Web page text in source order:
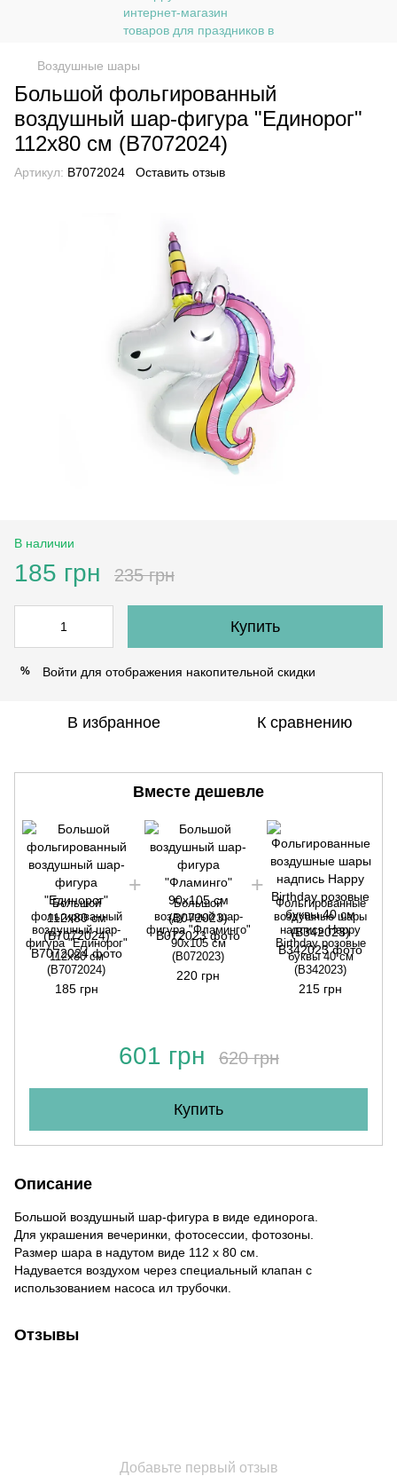
Воздушные шары
Большой фольгированный
воздушный шар-фигура "Единорог"
112x80 см (B7072024)
Артикул: B7072024 Оставить отзыв
В наличии
185 грн 235 грн
Купить
% Войти для отображения накопительной скидки
В избранное К сравнению
Вместе дешевле
Большой
фольгированный
воздушный шар-
фигура "Единорог"
112x80 см
(B7072024)
185 грн
Большой
воздушный шар-
фигура "Фламинго"
90x105 см
(B072023)
220 грн
Фольгированные
воздушные шары
надпись Happy
Birthday розовые
буквы 40 см
(B342023)
215 грн
601 грн 620 грн
Купить
Описание
Большой воздушный шар-фигура в виде единорога.
Для украшения вечеринки, фотосессии, фотозоны.
Размер шара в надутом виде 112 x 80 см.
Надувается воздухом через специальный клапан с
использованием насоса ил трубочки.
Отзывы
Добавьте первый отзыв